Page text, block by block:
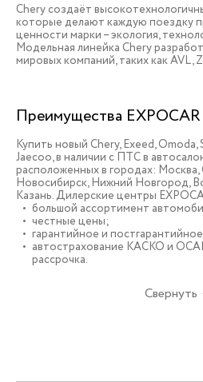
Chery создаёт
которые делают каждую поездку
ценности марки – экология,
Модельная линейка Chery
мировых компаний, таких как AVL,
Преимущества EXPOCAR
Купить новый Chery, Exeed, Omoda,
Jaecoo, в наличии c ПТС в
расположенных в городах: Москва,
Новосибирск, Нижний Новгород,
Казань. Дилерские центры
большой ассортимент
честные цены;
гарантийное и
автострахование КАСКО и
рассрочка.
Свернуть